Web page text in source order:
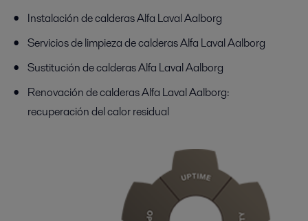
Instalación de calderas Alfa Laval Aalborg
Servicios de limpieza de calderas Alfa Laval Aalborg
Sustitución de calderas Alfa Laval Aalborg
Renovación de calderas Alfa Laval Aalborg:
recuperación del calor residual